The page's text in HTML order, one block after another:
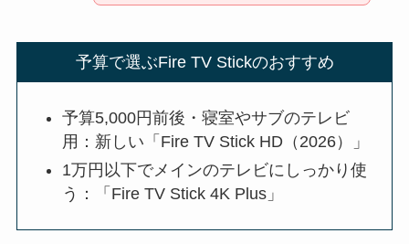
予算で選ぶFire TV Stickのおすすめ
予算5,000円前後・寝室やサブのテレビ
用：新しい「Fire TV Stick HD（2026）」
1万円以下でメインのテレビにしっかり使
う：「Fire TV Stick 4K Plus」